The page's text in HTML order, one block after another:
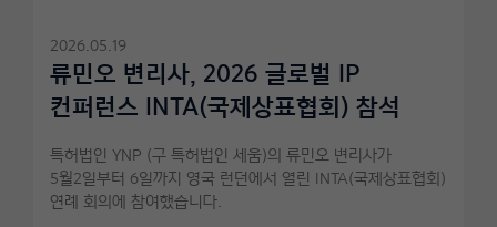
2026.05.19
류민오 변리사, 2026 글로벌 IP
컨퍼런스 INTA(국제상표협회) 참석
특허법인 YNP (구 특허법인 세움)의 류민오 변리사가
5월2일부터 6일까지 영국 런던에서 열린 INTA(국제상표협회)
연례 회의에 참여했습니다.